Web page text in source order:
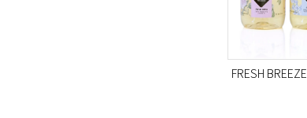
בושם כביסה 200 מ”ל מסדרת FRESH BREEZE